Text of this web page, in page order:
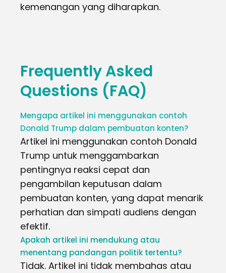
kemenangan yang diharapkan.
Frequently Asked
Questions (FAQ)
Mengapa artikel ini menggunakan contoh
Donald Trump dalam pembuatan konten?
Artikel ini menggunakan contoh Donald
Trump untuk menggambarkan
pentingnya reaksi cepat dan
pengambilan keputusan dalam
pembuatan konten, yang dapat menarik
perhatian dan simpati audiens dengan
efektif.
Apakah artikel ini mendukung atau
menentang pandangan politik tertentu?
Tidak. Artikel ini tidak membahas atau